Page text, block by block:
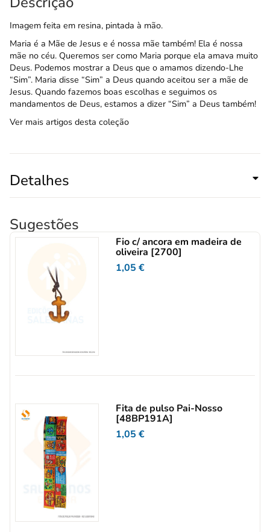
Imagem feita em resina, pintada à mão.
Maria é a Mãe de Jesus e é nossa mãe também! Ela é nossa
mãe no céu. Queremos ser como Maria porque ela amava muito
Deus. Podemos mostrar a Deus que o amamos dizendo-Lhe
“Sim”. Maria disse “Sim” a Deus quando aceitou ser a mãe de
Jesus. Quando fazemos boas escolhas e seguimos os
mandamentos de Deus, estamos a dizer “Sim” a Deus também!
Ver mais artigos desta coleção
Detalhes
Sugestões
Fio c/ ancora em madeira de
oliveira [2700]
1,05€
Fita de pulso Pai-Nosso
[48BP191A]
1,05€